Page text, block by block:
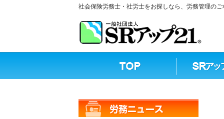
社会保険労務士・社労士をお探しなら、労務管理の